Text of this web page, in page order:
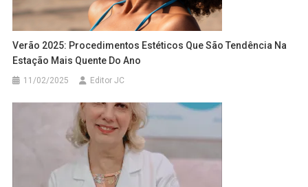
Verão 2025: Procedimentos Estéticos Que São Tendência Na
Estação Mais Quente Do Ano
11/02/2025 Editor JC